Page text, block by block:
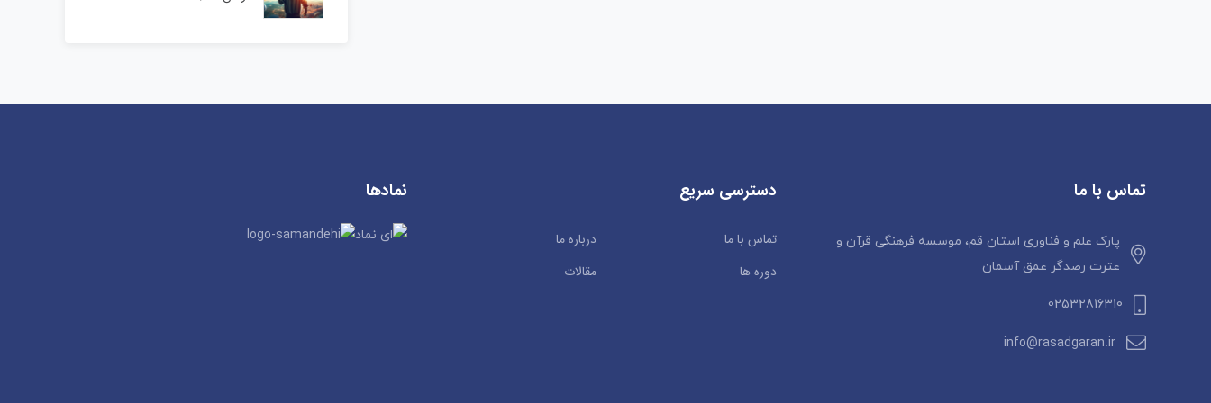
تماس با ما
پارک علم و فناوری استان قم، موسسه فرهنگی قرآن و
عترت رصدگر عمق آسمان
02532816310
info@rasadgaran.ir
دسترسی سریع
تماس با ما
درباره ما
دوره ها
مقالات
نمادها